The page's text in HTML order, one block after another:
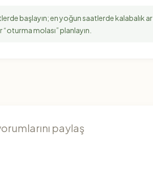
başlayın; en yoğun saatlerde kalabalık
molası” planlayın.